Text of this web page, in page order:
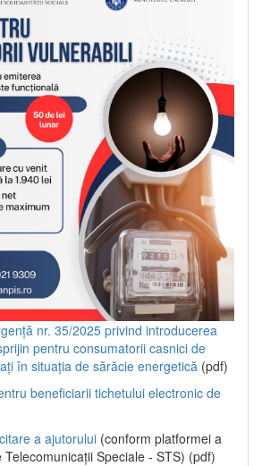
nr. 35/2025 privind introducerea
pentru consumatorii casnici de
în situația de sărăcie energetică (pdf)
beneficiarii tichetului electronic de
a ajutorului (conform platformei a
Telecomunicații Speciale - STS) (pdf)